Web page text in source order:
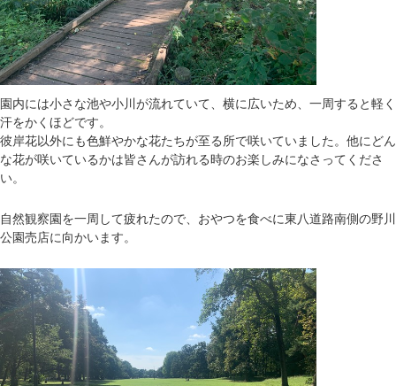
園内には小さな池や小川が流れていて、横に広いため、一周すると軽く
汗をかくほどです。
彼岸花以外にも色鮮やかな花たちが至る所で咲いていました。他にどん
な花が咲いているかは皆さんが訪れる時のお楽しみになさってくださ
い。
自然観察園を一周して疲れたので、おやつを食べに東八道路南側の野川
公園売店に向かいます。